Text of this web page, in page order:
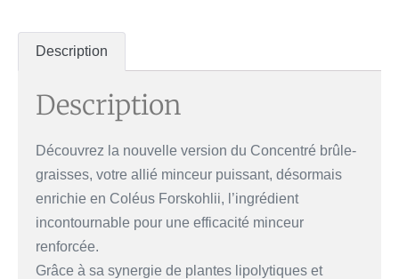
Description
Description
Découvrez la nouvelle version du Concentré brûle-
graisses, votre allié minceur puissant, désormais
enrichie en Coléus Forskohlii, l’ingrédient
incontournable pour une efficacité minceur
renforcée.
Grâce à sa synergie de plantes lipolytiques et